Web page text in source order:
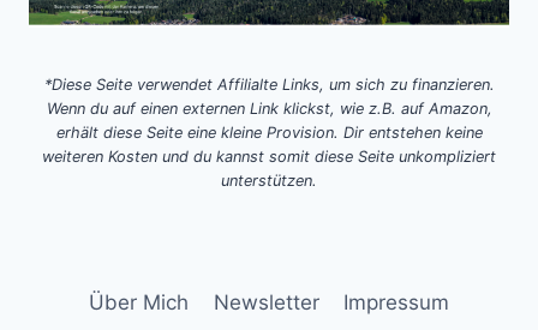
*Diese Seite verwendet Affilialte Links, um sich zu finanzieren.
Wenn du auf einen externen Link klickst, wie z.B. auf Amazon,
erhält diese Seite eine kleine Provision. Dir entstehen keine
weiteren Kosten und du kannst somit diese Seite unkompliziert
unterstützen.
Über Mich Newsletter Impressum